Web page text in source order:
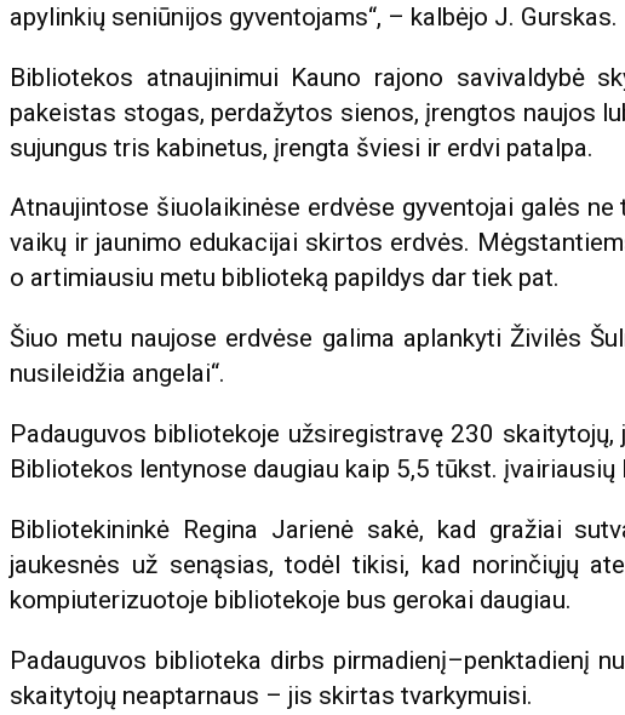
apylinkių seniūnijos gyventojams“, – kalbėjo J. Gurskas.
Bibliotekos atnaujinimui Kauno rajono savivaldybė
pakeistas stogas, perdažytos sienos, įrengtos naujos
sujungus tris kabinetus, įrengta šviesi ir erdvi patalpa.
Atnaujintose šiuolaikinėse erdvėse gyventojai galės
vaikų ir jaunimo edukacijai skirtos erdvės.
o artimiausiu metu biblioteką papildys dar tiek pat.
Šiuo metu naujose erdvėse galima aplankyti Živilės
nusileidžia angelai“.
Padauguvos bibliotekoje užsiregistravę 230
Bibliotekos lentynose daugiau kaip 5,5 tūkst.
Bibliotekininkė Regina Jarienė sakė, kad gražiai
jaukesnės už senąsias, todėl tikisi, kad norinčiųjų
kompiuterizuotoje bibliotekoje bus gerokai daugiau.
Padauguvos biblioteka dirbs pirmadienį–penktadienį
skaitytojų neaptarnaus – jis skirtas tvarkymuisi.